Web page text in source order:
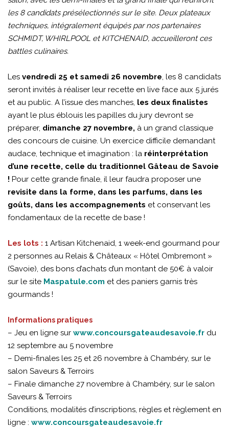
les 8 candidats présélectionnés sur le site. Deux plateaux
techniques, intégralement équipés par nos partenaires
SCHMIDT, WHIRLPOOL et KITCHENAID, accueilleront ces
battles culinaires.
Les vendredi 25 et samedi 26 novembre, les 8 candidats
seront invités à réaliser leur recette en live face aux 5 jurés
et au public. A l’issue des manches, les deux finalistes
ayant le plus éblouis les papilles du jury devront se
préparer, dimanche 27 novembre, à un grand classique
des concours de cuisine. Un exercice difficile demandant
audace, technique et imagination : la réinterprétation
d’une recette, celle du traditionnel Gâteau de Savoie
! Pour cette grande finale, il leur faudra proposer une
revisite dans la forme, dans les parfums, dans les
goûts, dans les accompagnements et conservant les
fondamentaux de la recette de base !
Les lots : 1 Artisan Kitchenaid, 1 week-end gourmand pour
2 personnes au Relais & Châteaux « Hôtel Ombremont »
(Savoie), des bons d’achats d’un montant de 50€ à valoir
sur le site Maspatule.com et des paniers garnis très
gourmands !
Informations pratiques
– Jeu en ligne sur www.concoursgateaudesavoie.fr du
12 septembre au 5 novembre
– Demi-finales les 25 et 26 novembre à Chambéry, sur le
salon Saveurs & Terroirs
– Finale dimanche 27 novembre à Chambéry, sur le salon
Saveurs & Terroirs
Conditions, modalités d’inscriptions, règles et règlement en
ligne : www.concoursgateaudesavoie.fr